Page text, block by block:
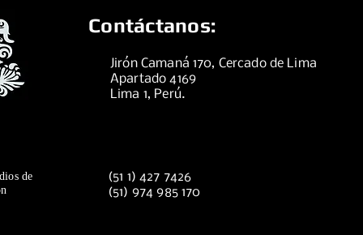
Contáctanos:
Jirón Camaná 170, Cercado de Lima
Apartado 4169
Lima 1, Perú.
de
(51 1) 427 7426
(51) 974 985 170